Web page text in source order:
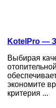
KotelPro —
Выбирая
экономите
критерия ...